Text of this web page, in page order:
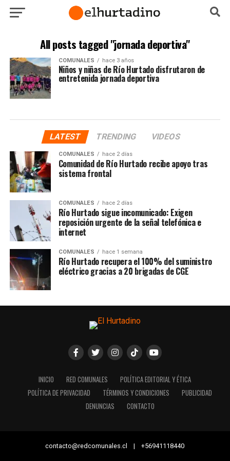
All posts tagged "jornada deportiva"
COMUNALES hace 3 años
Niños y niñas de Río Hurtado disfrutaron de
entretenida jornada deportiva
LATEST TRENDING VIDEOS
COMUNALES hace 2 días
Comunidad de Río Hurtado recibe apoyo tras
sistema frontal
COMUNALES hace 2 días
Río Hurtado sigue incomunicado: Exigen
reposición urgente de la señal telefónica e
internet
COMUNALES hace 1 semana
Río Hurtado recupera el 100% del suministro
eléctrico gracias a 20 brigadas de CGE
INICIO RED COMUNALES
POLÍTICA EDITORIAL Y ÉTICA
POLÍTICA DE PRIVACIDAD
TÉRMINOS Y CONDICIONES
PUBLICIDAD
DENUNCIAS
CONTACTO
contacto@redcomunales.cl | +56941118440